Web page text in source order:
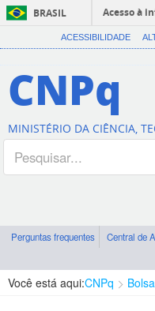
BRASIL
Acesso à
ACESSIBILIDADE
CNPq
MINISTÉRIO DA CIÊNCIA,
Perguntas frequentes Central de
Você está aqui:CNPq